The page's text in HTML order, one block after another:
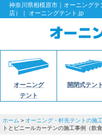
神奈川県相模原市｜オーニング
店）｜ オーニングテント.jp
オーニング
テント
開閉式テント
ホーム > オーニング・軒先テントの施
トとビニールカーテンの施工事例（飲食